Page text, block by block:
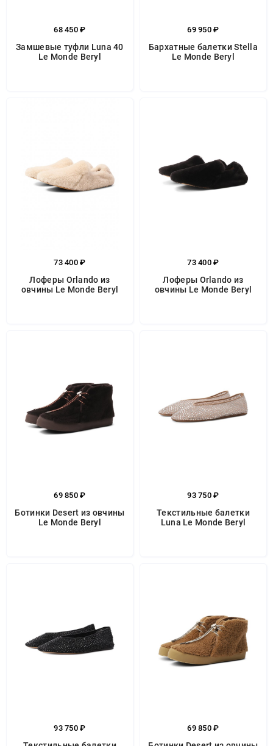
68 450 ₽
Замшевые туфли Luna 40
Le Monde Beryl
69 950 ₽
Бархатные балетки Stella
Le Monde Beryl
73 400 ₽
Лоферы Orlando из
овчины Le Monde Beryl
73 400 ₽
Лоферы Orlando из
овчины Le Monde Beryl
69 850 ₽
Ботинки Desert из овчины
Le Monde Beryl
93 750 ₽
Текстильные балетки
Luna Le Monde Beryl
93 750 ₽ 69 850 ₽